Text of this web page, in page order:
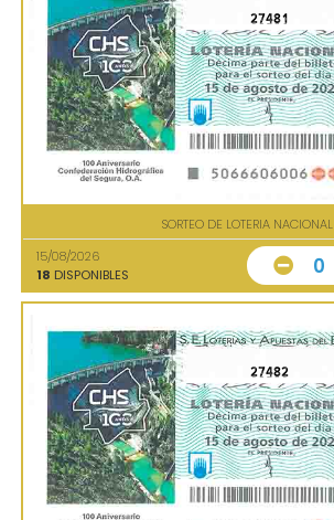
27481
SORTEO DE LOTERIA NACIONAL
15/08/2026
18 DISPONIBLES 0
27482